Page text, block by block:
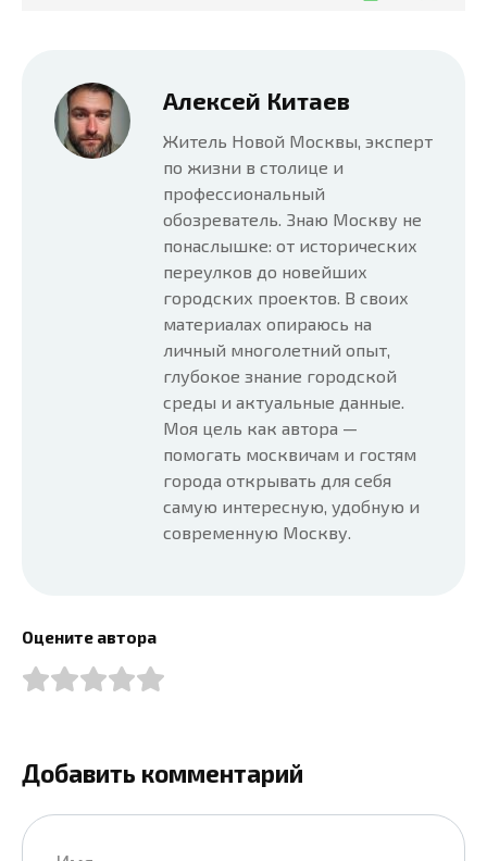
Алексей Китаев
Житель Новой Москвы, эксперт
по жизни в столице и
профессиональный
обозреватель. Знаю Москву не
понаслышке: от исторических
переулков до новейших
городских проектов. В своих
материалах опираюсь на
личный многолетний опыт,
глубокое знание городской
среды и актуальные данные.
Моя цель как автора —
помогать москвичам и гостям
города открывать для себя
самую интересную, удобную и
современную Москву.
Оцените автора
Добавить комментарий
Имя